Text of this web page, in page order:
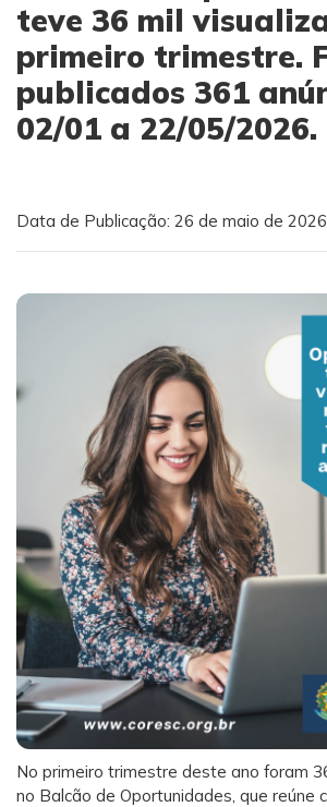
teve 36 mil
primeiro trimestre.
publicados 361
02/01 a 22/05/2026.
Data de Publicação: 26 de maio de 2026
No primeiro trimestre deste ano foram
no Balcão de Oportunidades, que reúne